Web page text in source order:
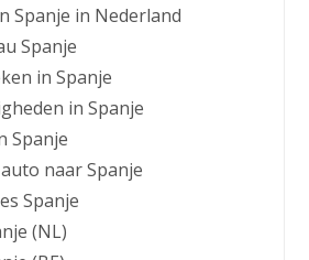
Spanje in Nederland
Spanje
in Spanje
in Spanje
Spanje
naar Spanje
Spanje
(NL)